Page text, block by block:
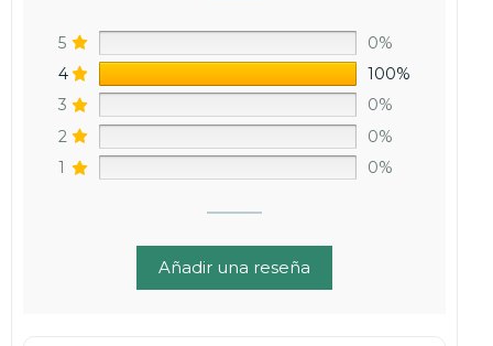
5
0%
4
100%
3
0%
2
0%
1
0%
Añadir una reseña